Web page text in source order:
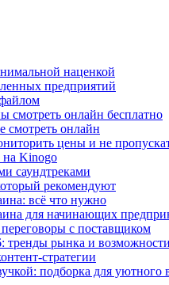
наценкой
предприятий
смотреть онлайн бесплатно
смотреть онлайн
цены и не
Kinogo
саундтреками
рекомендуют
всё что нужно
для начинающих
с поставщиком
тренды рынка и возможности
стратегии
подборка для уютного